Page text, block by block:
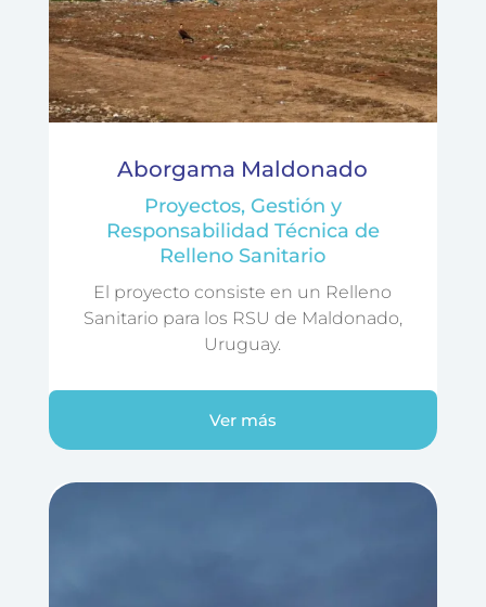
Aborgama Maldonado
Proyectos, Gestión y
Responsabilidad Técnica de
Relleno Sanitario
El proyecto consiste en un Relleno
Sanitario para los RSU de Maldonado,
Uruguay.
Ver más